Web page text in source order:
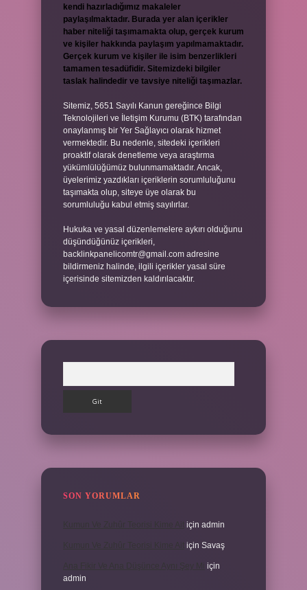
kendi hazırladığımız makaleler
paylaşılmaktadır. Burada yer alan içerikler
haber niteliği taşımamakta olup, gerçek kurum
ve kişiler hakkında paylaşım yapılmamaktadır.
Gerçek kurum ve kişiler ile isim benzerlikleri
tamamen tesadüfidir. Sitemizdeki bilgiler
taslak halindedir ve tavsiye niteliği taşımazlar.
Sitemiz, 5651 Sayılı Kanun gereğince Bilgi
Teknolojileri ve İletişim Kurumu (BTK) tarafından
onaylanmış bir Yer Sağlayıcı olarak hizmet
vermektedir. Bu nedenle, sitedeki içerikleri
proaktif olarak denetleme veya araştırma
yükümlülüğümüz bulunmamaktadır. Ancak,
üyelerimiz yazdıkları içeriklerin sorumluluğunu
taşımakta olup, siteye üye olarak bu
sorumluluğu kabul etmiş sayılırlar.
Hukuka ve yasal düzenlemelere aykırı olduğunu
düşündüğünüz içerikleri,
backlinkpanelicomtr@gmail.com adresine
bildirmeniz halinde, ilgili içerikler yasal süre
içerisinde sitemizden kaldırılacaktır.
SON YORUMLAR
için admin
için Savaş
için
admin